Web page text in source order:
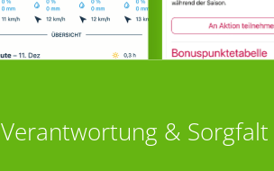
Verantwortung & Sorgfalt